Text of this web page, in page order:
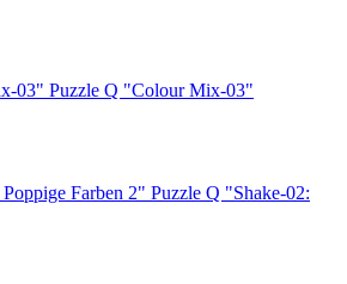
Puzzle Q "Colour Mix-03"
Puzzle Q "Shake-02: